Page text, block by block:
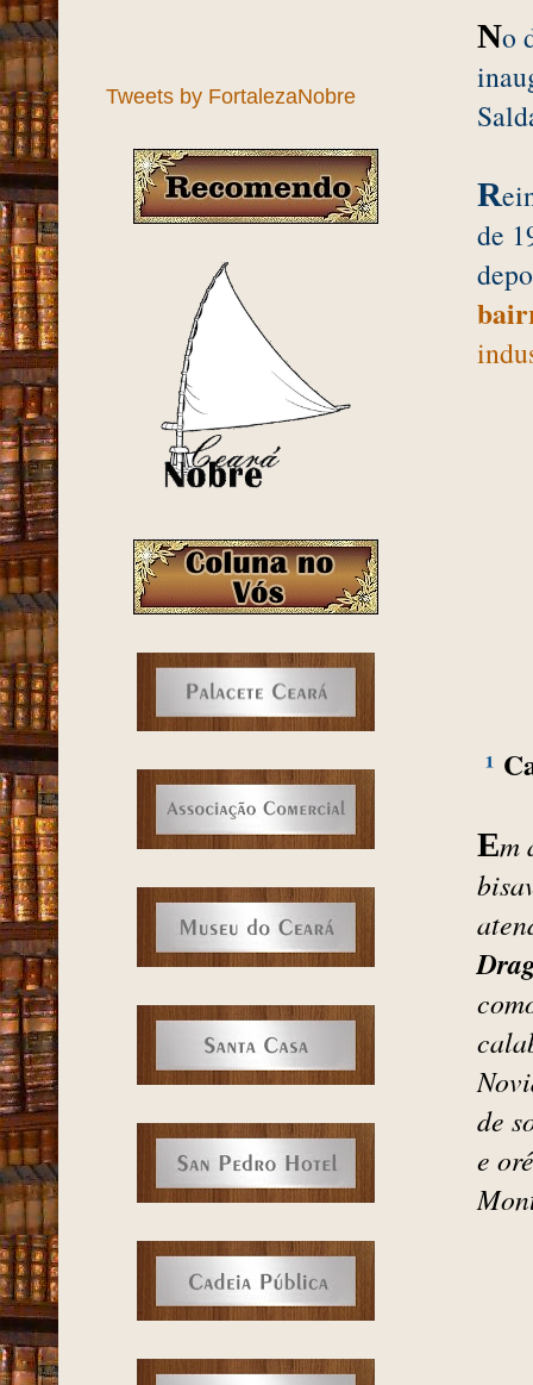
No
R
de
¹
Em
de
e
Tweets by FortalezaNobre